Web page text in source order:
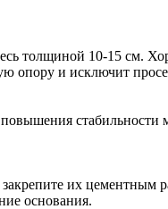
толщиной 10-15 см.
опору и исключит
стабильности
их цементным
основания.